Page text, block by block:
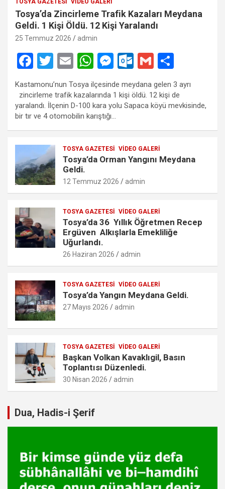
TOSYA GAZETESI VIDEO GALERI
Tosya’da Zincirleme Trafik Kazaları Meydana
Geldi. 1 Kişi Öldü. 12 Kişi Yaralandı
25 Temmuz 2026 admin
F
ce
b
o
o
k
T
wi
tt
er
E
ail
W
at
s
A
p
p
M
es
se
n
g
er
O
ut
lo
o
k.
c
o
m
G
m
ail
h
ar
e
Kastamonu’nun Tosya ilçesinde meydana gelen 3 ayrı
zincirleme trafik kazalarında 1 kişi öldü. 12 kişi de
yaralandı. İlçenin D-100 kara yolu Sapaca köyü mevkisinde,
bir tır ve 4 otomobilin karıştığı…
TOSYA GAZETESI VIDEO GALERI
Tosya’da Orman Yangını Meydana
Geldi.
12 Temmuz 2026 admin
TOSYA GAZETESI VIDEO GALERI
Tosya’da 36 Yıllık Öğretmen Recep
Ergüven Alkışlarla Emekliliğe
Uğurlandı.
26 Haziran 2026 admin
TOSYA GAZETESI VIDEO GALERI
Tosya’da Yangın Meydana Geldi.
27 Mayıs 2026 admin
TOSYA GAZETESI VIDEO GALERI
Başkan Volkan Kavaklıgil, Basın
Toplantısı Düzenledi.
30 Nisan 2026 admin
Dua, Hadis-i Şerif